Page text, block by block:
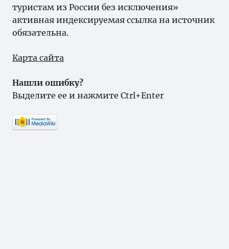
туристам из России без исключения»
активная индексируемая ссылка на источник
обязательна.
Карта сайта
Нашли ошибку?
Выделите ее и нажмите Ctrl+Enter